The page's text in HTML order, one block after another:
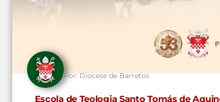
Por:Diocese de Barretos
Escola de Teologia Santo Tomás de